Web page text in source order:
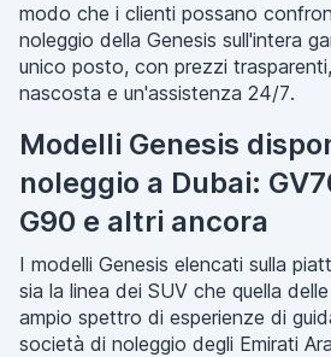
modo che i clienti possano
noleggio della Genesis sull'intera
unico posto, con prezzi
nascosta e un'assistenza 24/7.
Modelli Genesis
noleggio a Dubai:
G90 e altri ancora
I modelli Genesis elencati sulla
sia la linea dei SUV che quella
ampio spettro di esperienze di
società di noleggio degli Emirati